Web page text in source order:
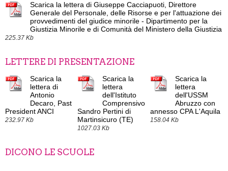
Scarica la lettera di Giuseppe Cacciapuoti, Direttore
Generale del Personale, delle Risorse e per l'attuazione dei
provvedimenti del giudice minorile - Dipartimento per la
Giustizia Minorile e di Comunità del Ministero della Giustizia
225.37 Kb
LETTERE DI PRESENTAZIONE
Scarica la
lettera di
Antonio
Decaro, Past
President ANCI
232.97 Kb
Scarica la
lettera
dell'Istituto
Comprensivo
Sandro Pertini di
Martinsicuro (TE)
1027.03 Kb
Scarica la
lettera
dell'USSM
Abruzzo con
annesso CPA L'Aquila
158.04 Kb
DICONO LE SCUOLE